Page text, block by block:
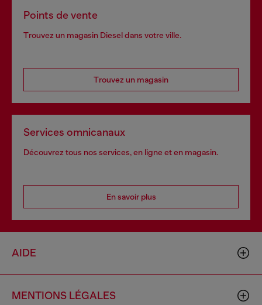
Points de vente
Trouvez un magasin Diesel dans votre ville.
Trouvez un magasin
Services omnicanaux
Découvrez tous nos services, en ligne et en magasin.
En savoir plus
AIDE
MENTIONS LÉGALES